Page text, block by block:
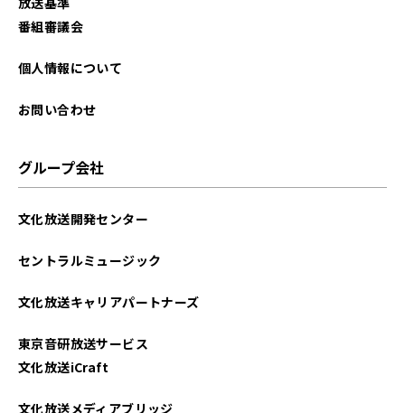
2021年05月
番組審議会
個人情報について
お問い合わせ
グループ会社
文化放送開発センター
セントラルミュージック
文化放送キャリアパートナーズ
東京音研放送サービス
文化放送iCraft
文化放送メディアブリッジ